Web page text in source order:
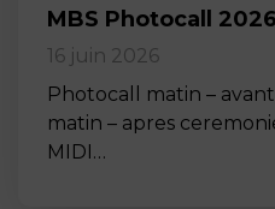
MBS Photocall 2026
16 juin 2026
Photocall matin –
matin – apres
MIDI…